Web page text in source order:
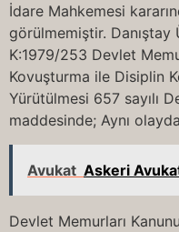
İdare Mahkemesi
görülmemiştir. Danıştay
K:1979/253 Devlet
Kovuşturma ile Disiplin
Yürütülmesi 657 sayılı
maddesinde; Aynı
Avukat Askeri
Devlet Memurları